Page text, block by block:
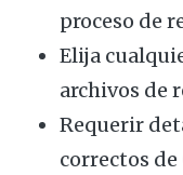
proceso de
Elija
archivos de
Requerir
correctos